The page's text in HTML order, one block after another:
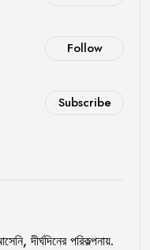
Follow
Subscribe
দীর্ঘদিনের পরিকল্পনায়.